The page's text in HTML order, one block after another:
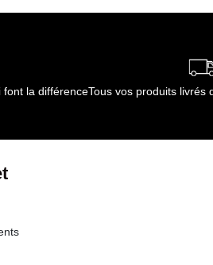
font la différenceTous vos produits livrés